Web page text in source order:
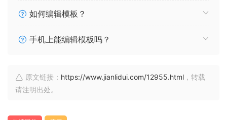
如何编辑模板？
手机上能编辑模板吗？
原文链接： https://www.jianlidui.com/12955.html ，转载
请注明出处。